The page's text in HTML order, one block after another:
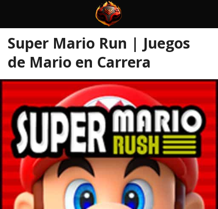
Super Mario Run | Juegos
de Mario en Carrera